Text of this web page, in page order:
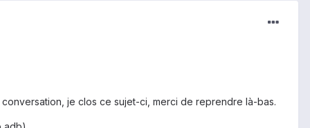
je clos ce sujet-ci, merci de reprendre là-bas.